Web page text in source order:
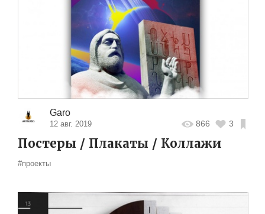
Garo
12 авг. 2019 866 3
Постеры / Плакаты / Коллажи
#проекты